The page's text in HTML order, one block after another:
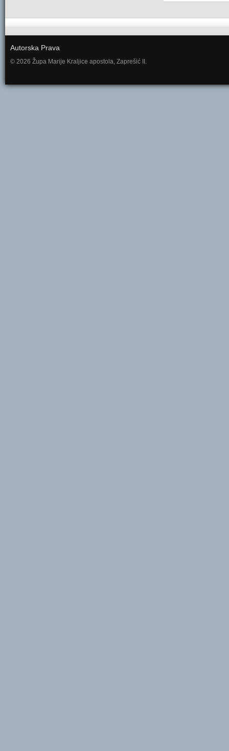
Autorska Prava
© 2026 Župa Marije Kraljice apostola, Zaprešić II.